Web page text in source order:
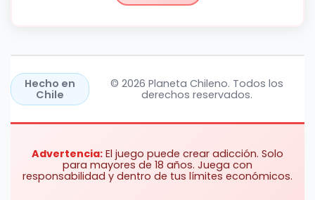
Hecho en
Chile
© 2026 Planeta Chileno. Todos los
derechos reservados.
Advertencia: El juego puede crear adicción. Solo
para mayores de 18 años. Juega con
responsabilidad y dentro de tus límites económicos.